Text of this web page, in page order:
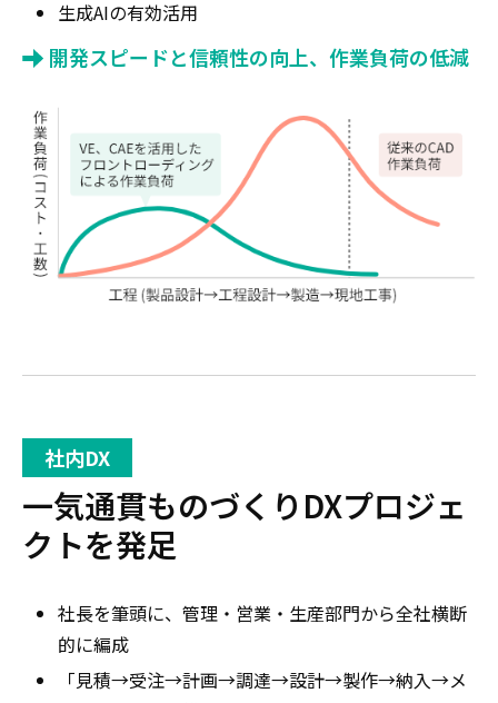
生成AIの有効活用
開発スピードと信頼性の向上、作業負荷の低減
社内DX
一気通貫ものづくりDXプロジェ
クトを発足
社長を筆頭に、管理・営業・生産部門から全社横断
的に編成
「見積→受注→計画→調達→設計→製作→納入→メ